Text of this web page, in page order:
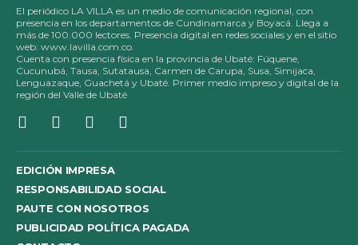
El periódico LA VILLA es un medio de comunicación regional, con
presencia en los departamentos de Cundinamarca y Boyacá. Llega a
más de 100.000 lectores. Presencia digital en redes sociales y en el sitio
web: www.lavilla.com.co.
Cuenta con presencia física en la provincia de Ubaté: Fúquene,
Cucunubá, Tausa, Sutatausa, Carmen de Carupa, Susa, Simijaca,
Lenguazaque, Guachetá y Ubaté. Primer medio impreso y digital de la
región del Valle de Ubaté
EDICIÓN IMPRESA
RESPONSABILIDAD SOCIAL
PAUTE CON NOSOTROS
PUBLICIDAD POLÍTICA PAGADA